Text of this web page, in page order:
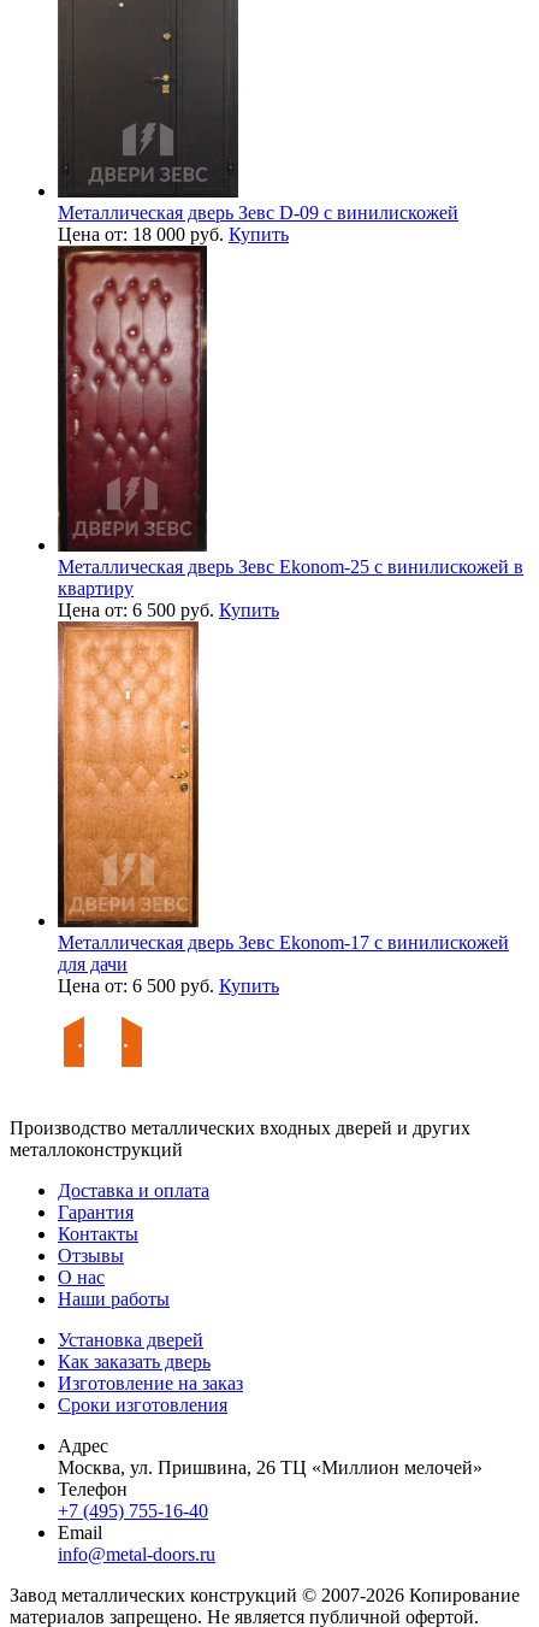
Металлическая дверь Зевс D-09 с винилискожей
Цена от: 18 000 руб. Купить
Металлическая дверь Зевс Ekonom-25 с винилискожей в
квартиру
Цена от: 6 500 руб. Купить
Металлическая дверь Зевс Ekonom-17 с винилискожей
для дачи
Цена от: 6 500 руб. Купить
Производство металлических входных дверей и других
металлоконструкций
Доставка и оплата
Гарантия
Контакты
Отзывы
О нас
Наши работы
Установка дверей
Как заказать дверь
Изготовление на заказ
Сроки изготовления
Адрес
Москва, ул. Пришвина, 26 ТЦ «Миллион мелочей»
Телефон
+7 (495) 755-16-40
Email
info@metal-doors.ru
Завод металлических конструкций © 2007-2026 Копирование
материалов запрещено. Не является публичной офертой.